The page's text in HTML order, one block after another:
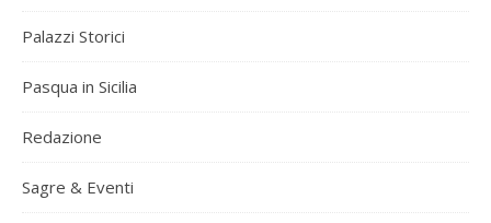
Palazzi Storici
Pasqua in Sicilia
Redazione
Sagre & Eventi